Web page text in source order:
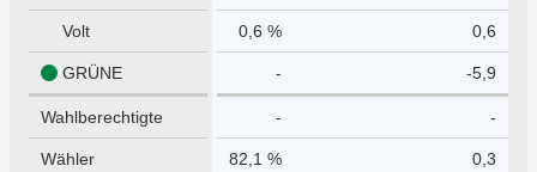
Volt 0,6 % 0,6
GRÜNE - -5,9
Wahlberechtigte - -
Wähler 82,1 % 0,3